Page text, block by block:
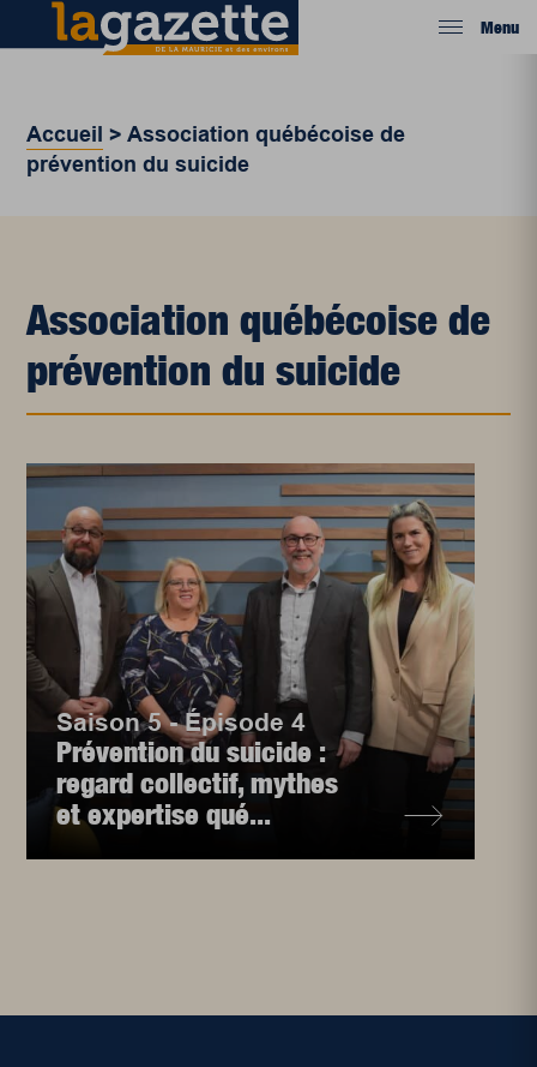
Menu
Accueil >Association québécoise de
prévention du suicide
Association québécoise de
prévention du suicide
Saison 5 - Épisode 4
Prévention du suicide :
regard collectif, mythes
et expertise qué...